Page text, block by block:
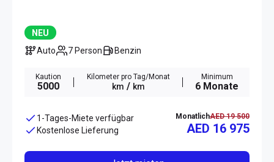
NEU
Auto
7 Person Benzin
Kaution
5000
Kilometer pro Tag/Monat
km / km
Minimum
6 Monate
1-Tages-Miete verfügbar
Kostenlose Lieferung
MonatlichAED 19 500
AED 16 975